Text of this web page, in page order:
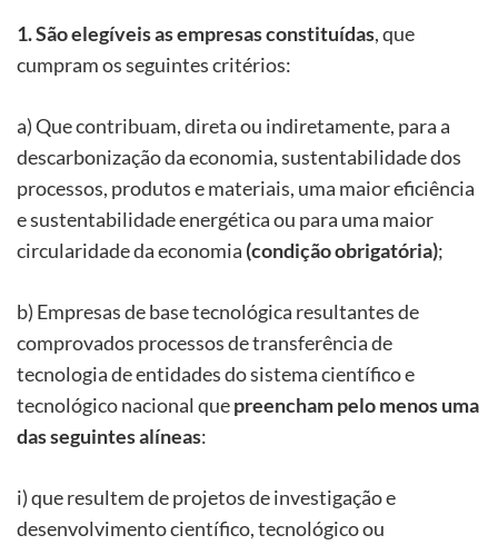
1. São elegíveis as empresas constituídas, que
cumpram os seguintes critérios:
a) Que contribuam, direta ou indiretamente, para a
descarbonização da economia, sustentabilidade dos
processos, produtos e materiais, uma maior eficiência
e sustentabilidade energética ou para uma maior
circularidade da economia (condição obrigatória);
b) Empresas de base tecnológica resultantes de
comprovados processos de transferência de
tecnologia de entidades do sistema científico e
tecnológico nacional quepreencham pelo menos uma
das seguintes alíneas:
i) que resultem de projetos de investigação e
desenvolvimento científico, tecnológico ou